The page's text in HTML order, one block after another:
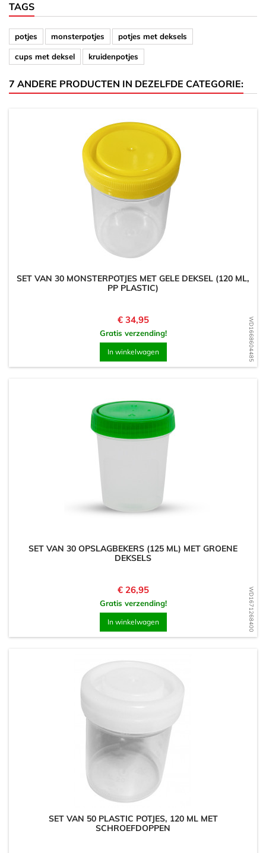
TAGS
potjes monsterpotjes potjes met deksels
cups met deksel kruidenpotjes
7 ANDERE PRODUCTEN IN DEZELFDE CATEGORIE:
WD1668604485
SET VAN 30 MONSTERPOTJES MET GELE DEKSEL (120 ML,
PP PLASTIC)
Prijs
€ 34,95
Gratis verzending!
In winkelwagen
WD1671268400
SET VAN 30 OPSLAGBEKERS (125 ML) MET GROENE
DEKSELS
Prijs
€ 26,95
Gratis verzending!
In winkelwagen
SET VAN 50 PLASTIC POTJES, 120 ML MET
SCHROEFDOPPEN